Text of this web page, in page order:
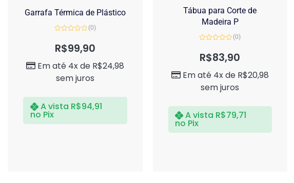
Garrafa Térmica de Plástico
0
de
(0)
R$99,90
Em até 4x de R$24,98
sem juros
A vista R$94,91
no Pix
Tábua para Corte de
Madeira P
de
(0)
R$83,90
Em até 4x de R$20,98
sem juros
A vista R$79,71
no Pix